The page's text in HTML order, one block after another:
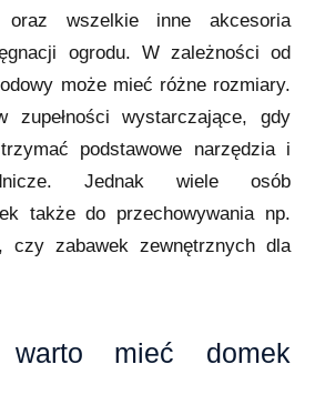
wszelkie inne akcesoria
ogrodu. W zależności od
może mieć różne rozmiary.
wystarczające, gdy
podstawowe narzędzia i
Jednak wiele osób
także do przechowywania np.
czy zabawek zewnętrznych dla
warto mieć domek